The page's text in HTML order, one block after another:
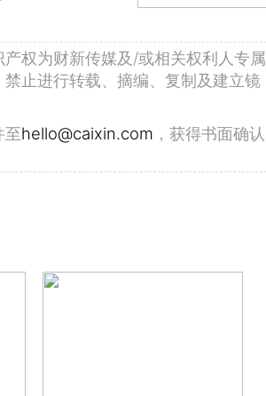
权为财新传媒及/或相关权利人专属
止进行转载、摘编、复制及建立镜
至hello@caixin.com ，获得书面确认